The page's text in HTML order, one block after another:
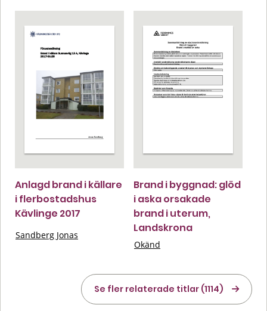
Anlagd brand i källare
i flerbostadshus
Kävlinge 2017
Sandberg Jonas
Brand i byggnad: glöd
i aska orsakade
brand i uterum,
Landskrona
Okänd
Se fler relaterade titlar (1114)